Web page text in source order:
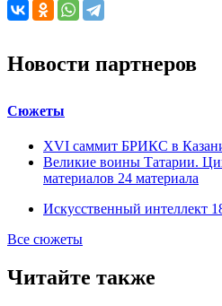
Новости партнеров
Сюжеты
XVI саммит БРИКС в
Великие воины Татарии.
материалов 24 материала
Искусственный интеллект
Все сюжеты
Читайте также